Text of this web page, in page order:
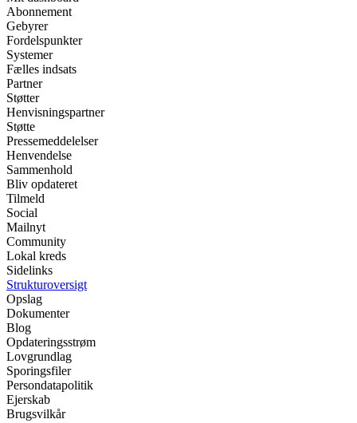
Abonnement
Gebyrer
Fordelspunkter
Systemer
Fælles indsats
Partner
Støtter
Henvisningspartner
Støtte
Pressemeddelelser
Henvendelse
Sammenhold
Bliv opdateret
Tilmeld
Social
Mailnyt
Community
Lokal kreds
Sidelinks
Strukturoversigt
Opslag
Dokumenter
Blog
Opdateringsstrøm
Lovgrundlag
Sporingsfiler
Persondatapolitik
Ejerskab
Brugsvilkår